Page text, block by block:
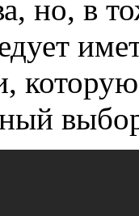
но, в